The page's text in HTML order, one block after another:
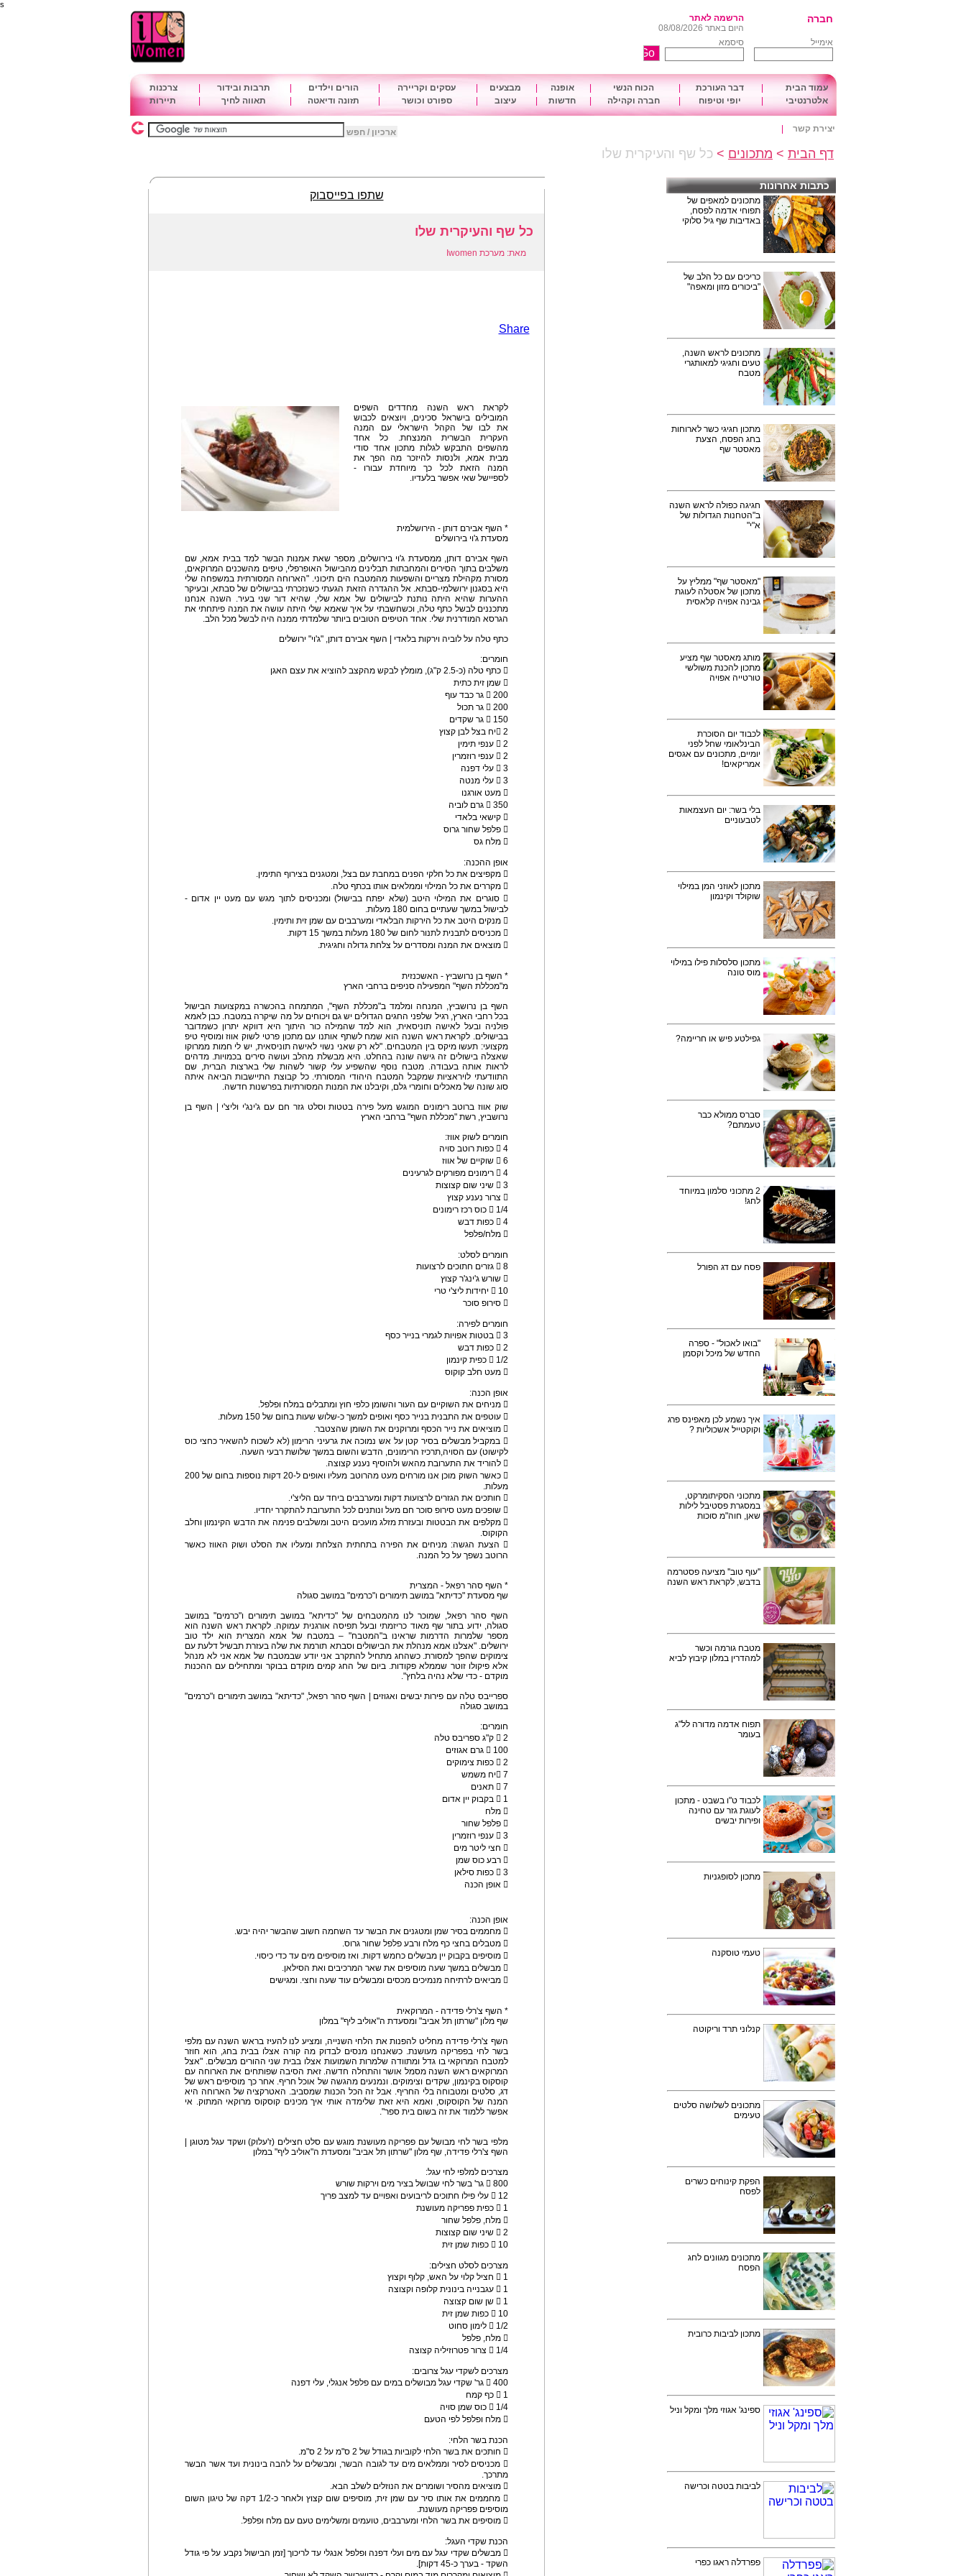
s
חברה
הרשמה לאתר
היום באתר 08/08/2026
אימייל
סיסמא
עמוד הבית דבר העורכת הכוח הנשי אופנה מבצעים עסקים וקריירה הורים וילדים תרבות ובידור
צרכנות
אלטרנטיבי
יופי וטיפוח חברה וקהילה חדשות עיצוב ספורט וכושר תזונה ודיאטה תאווה לחיך תיירות
יצירת קשר ארכיון / חפש
דף הבית > מתכונים > כל שף והעיקרית שלו
כתבות אחרונות
מתכונים למאפים של
תפוחי אדמה לפסח,
באדיבות שף גיל סלוקי
כריכים עם כל הלב של
"ביכורים מזון ומאפה"
מתכונים לראש השנה,
טעים וחגיגי למאותגרי
מטבח
מתכון חגיגי כשר לארוחות
בחג הפסח, הצעת
מאסטר שף
חגיגה כפולה לראש השנה
ב"הטחנות הגדולות של
א"י"
"מאסטר שף" ממליץ על
מתכון של אסטלה לעוגת
גבינה אפויה קלאסית
מותג מאסטר שף מציע
מתכון להכנת משולשי
טורטייה אפויה
לכבוד יום הסוכרת
הבינלאומי שחל לפני
יומיים, מתכונים עם אגסים
אמריקאים!
בלי בשר: יום העצמאות
לטבעוניים
מתכון לאוזני המן במילוי
שוקולד וקינמון
מתכון סלסלות פילו במילוי
מוס טונה
גפילטע פיש או חריימה?
סברס ממולא כבר
טעמתם?
2 מתכוני סלמון במיוחד
לחג!
פסח עם דג הפורל
"בואו לאכול" - ספרה
החדש של מיכל וקסמן
איך נשמע לכן מאפינס פרג
וקוקטייל אשכוליות ?
מתכוני הסקיתומרקט,
במסגרת פסטיבל לילות
שאן, חוה"מ סוכות
''עוף טוב'' מציעה פסטרמה
בדבש, לקראת ראש השנה
מטבח גורמה וכשר
למהדרין במלון קיבוץ לביא
תפוח אדמה מדורה לל"ג
בעומר
לכבוד ט"ו בשבט - מתכון
לעוגת גזר עם טחינה
ופירות יבשים
מתכון לסופגניות
טעמי טוסקנה
קנלוני תרד וריקוטה
מתכונים לשלושה סלטים
טעימים
הפקת קינוחים כשרים
לפסח
מתכונים מגוונים לחג
הפסח
מתכון לביבות כרובית
ספינג' אגוזי מלך ומקל וניל
לביבות בטטה וכרישה
פפרדלה ראגו כפרי
שתפו בפייסבוק
כל שף והעיקרית שלו
מאת: מערכת Iwomen
Share
לקראת ראש השנה מחדדים השפים
המובילים בישראל סכינים, ויוצאים לכבוש
את לבו של הקהל הישראלי עם המנה
העקרית הבשרית המנצחת. כל אחד
מהשפים התבקש לגלות מתכון אחד סודי
מבית אמא, ולנסות להיזכר מה הפך את
המנה הזאת לכל כך מיוחדת עבורו -
לספיישל שאי אפשר בלעדיו.
* השף אבירם דותן - הירושלמית
מסעדת ג'וי בירושלים
השף אבירם דותן, ממסעדת ג'וי בירושלים, מספר שאת אמנות הבשר למד בבית אמא, שם
משלבים בתוך הסירים והמחבתות תבלינים מהבישול האופרפלי, טיפים מהשכנים המרוקאים,
מסורת מקהילת מצריים והשפעות מהמטבח הים תיכוני. "הארוחה המסורתית במשפחה שלי
היא בסגנון ירושלמי-סבתא. אל ההגדרה הזאת הגעתי כשנזכרתי בבישולים של סבתא, ובעיקר
ההערות שהיא היתה נותנת לבישולים של אמא שלי, שהיא דור שני בעיר. השנה אנחנו
מתכננים לבשל כתף טלה, וכשחשבתי על איך שאמא שלי היתה עושה את המנה פיתחתי את
הגרסא המודרנית שלי. אחד הטיפים הטובים ביותר שלמדתי ממנה היה לבשל מכל הלב.
כתף טלה על לוביה וירקות בלאדי | השף אבירם דותן, "ג'וי" ירושלים
חומרים:
 כתף טלה (כ-2.5 ק"ג), מומלץ לבקש מהקצב להוציא את עצם האגן
 שמן זית כתית
 200 גר כבד עוף
 200 גר תכול
 150 גר שקדים
 2יח בצל לבן קצוץ
 2 ענפי תימין
 2 ענפי רוזמרין
 3 עלי דפנה
 3 עלי מנטה
 מעט אורגנו
 350 גרם לוביה
 קישאי בלאדי
 פלפל שחור גרוס
 מלח גס
אופן ההכנה:
 מקפיצים את כל חלקי הפנים במחבת עם בצל, ומטגנים בצירוף התימין.
 מקררים את כל המילוי וממלאים אותו בכתף טלה.
 סוגרים את המילוי היטב (שלא יפתח בבישול) ומכניסים לתוך מגש עם מעט יין אדום -
לבישול במשך שעתיים בחום 180 מעלות.
 מנקים היטב את כל הירקות הבלאדי ומערבבים עם שמן זית ותימין.
 מכניסים לתבנית לתנור לחום של 180 מעלות במשך 15 דקות.
 מוצאים את המנה ומסדרים על צלחת גדולה וחגיגית.
* השף בן נרושביץ - האשכנזית
מ"מכללת השף" המפעילה סניפים ברחבי הארץ
השף בן נרושביץ, המנחה ומלמד ב"מכללת השף", המתמחה בהכשרה במקצועות הבישול
בכל רחבי הארץ, רגיל שלפני החגים הגדולים יש גם ויכוחים על מה שיקרה במטבח. כבן לאמא
פולניה ובעל לאישה תוניסאית, הוא למד שהמילה כור היתוך היא דווקא יתרון כשמדובר
בבישולים. לקראת ראש השנה הוא שמח לשתף אותנו עם מתכון פרטי לשוק אווז ומוסיף טיפ
מקצועי: תעשו מיקס בין המטבחים. "לא רק שאני נשוי לאישה תוניסאית, יש לי חמות ממרוקו
שאצלה בישולים זה גישה שונה בהחלט. היא מבשלת מהלב ועושה סירים בכמויות. מדהים
לראות אותה בעבודה. מטבח נוסף שהשפיע עלי קשור לשהות שלי בארצות הברית, שם
התוודעתי לויראציות שמקבל המטבח היהודי המסורתי. כל קבוצת התיישבות הביאה איתה
סוג שונה של מאכלים וחומרי גלם, וקיבלנו את המנות המסורתיות בפרשנות חדשה.
שוק אווז ברוטב רימונים המוגש מעל פירה בטטות וסלט גזר חם עם ג'ינג'י וליצ'י | השף בן
נרושביץ, רשת "מכללת השף" ברחבי הארץ
חומרים לשוק אווז:
 4 כפות רוטב סויה
 6 שוקיים של אווז
 4 רימונים מפורקים לגרעינים
 3 שיני שום קצוצות
 צרור נענע קצוץ
 1/4 כוס רכז רימונים
 4 כפות דבש
 מלח/פלפל
חומרים לסלט:
 8 גזרים חתוכים לרצועות
 שורש ג'ינג'ר קצוץ
 10 יחידות ליצ'י טרי
 סירופ סוכר
חומרים לפירה:
 3 בטטות אפויות לגמרי בנייר כסף
 2 כפות דבש
 1/2 כפית קינמון
 מעט חלב קוקוס
אופן הכנה:
 מניחים את השוקיים עם העור והשומן כלפי חוץ ומתבלים במלח ופלפל.
 עוטפים את התבנית בנייר כסף ואופים למשך כ-שלוש שעות בחום של 150 מעלות.
 מוציאים את נייר הכסף ומרוקנים את השומן שהצטבר.
 במקביל מבשלים בסיר קטן על אש נמוכה את גרעיני הרימון (לא לשכוח להשאיר כחצי כוס
לקישוט) עם הסויה,תרכיז הרימונים, הדבש והשום במשך שלושת רבעי השעה.
 להוריד את התערובת מהאש ולהוסיף נענע קצוצה.
 כאשר השוק מוכן אנו מורחים מעט מהרוטב מעליו ואופים ל-20 דקות נוספות בחום של 200
מעלות.
 חותכים את הגזרים לרצועות דקות ומערבבים ביחד עם הליצ'י.
 שופכים מעט סירופ סוכר חם מעל ונותנים לכל התערובת להתקרר יחדיו.
 מקלפים את הבטטות ובעזרת מזלג מועכים היטב ומשלבים פנימה את הדבש הקינמון וחלב
הקוקוס.
 הצעת הגשה: מניחים את הפירה בתחתית הצלחת ומעליו את הסלט ושוק האווז כאשר
הרוטב נשפך על כל המנה.
* השף סהר רפאל - המצרית
שף מסעדת "כדיתא" במושב תימורים ו"כרמים" במושב סגולה
השף סהר רפאל, שמוכר לנו מהמטבחים של "כדיתא" במושב תימורים ו"כרמים" במושב
סגולה, ידוע בתור שף מאוד כריזמתי ובעל תפיסה אורגנית עמוקה. לקראת ראש השנה הוא
מספר שלמרות הדרמות שראינו ב"המטבח" – במטבח של אמא המצרית הוא ילד טוב
ירושלים. "אצלנו אמא מנהלת את הבישולים וסבתא תורמת את שלה בעזרת תבשיל דלעת עם
צימוקים שהפך למסורת. כשהחג מתחיל להתקרב אני יודע שבמטבח של אמא אני לא מנהל
אלא פיקולו זוטר שממלא פקודות. ביום של החג קמים מוקדם בבוקר ומתחילים עם ההכנות
מוקדם - כדי שלא נהיה בלחץ".
ספרייבס טלה עם פירות יבשים ואגוזים | השף סהר רפאל, "כדיתא" במושב תימורים ו"כרמים"
במושב סגולה
חומרים:
 2 ק"ג ספריבס טלה
 100 גרם אגוזים
 2 כפות צימוקים
 7יח משמש
 7 תאנים
 1 בקבוק יין אדום
 מלח
 פלפל שחור
 3 ענפי רוזמרין
 חצי ליטר מים
 רבע כוס שמן
 3 כפות סילאן
 אופן הכנה
אופן הכנה:
 מחממים בסיר שמן ומטגנים את הבשר עד השחמה חשוב שהבשר יהיה יבש.
 מטבלים בחצי כף מלח ורבע פלפל שחור גרוס.
 מוסיפים בקבוק יין מבשלים כחמש דקות. ואז מוסיפים מים עד כדי כיסוי.
 מבשלים במשך שעה מוסיפים את שאר המרכיבים ואת הסילאן.
 מביאים לרתיחה מנמיכים מכסים ומבשלים עוד שעה וחצי. ומגישים
* השף צ'רלי פדידה - המרוקאית
שף מלון "שרתון תל אביב" ומסעדת ה"אוליב ליף" במלון
השף צ'רלי פדידה מחליט להפנות את הלחי השנייה, ומציע לנו להעיז בראש השנה עם מלפי
בשר לחי בפפריקה מעושנת. כשאנחנו מנסים לבדוק מה קורה אצלו בבית בחג, הוא חוזר
למטבח המרוקאי בו גדל ומתוודה שלמרות השמועות אצלו בבית שני ההורים מבשלים. "אצל
המרוקאים ראש השנה מסמל אושר והתחלה חדשה. זאת הסיבה שפותחים את הארוחה עם
קוסקוס בקינמון, שקדים וצימוקים. ונמנעים מהגשה של אוכל חריף. אחר כך מוסיפים ראש של
דג, סלטים ומטבוחה בלי החריף. אבל זה הכל הכנות שמסביב. האטרקציה של הארוחה היא
המנה של הקוסקוס, ואמא היא זאת שלימדה אותי איך מכינים קוסקוס מרוקאי המתוק. אי
אפשר ללמוד את זה בשום בית ספר".
מלפי בשר לחי מבושל עם פפריקה מעושנת מוגש עם סלט חצילים (ז'עלוק) ושקד עגל מטוגן |
השף צ'רלי פדידה, שף מלון "שרתון תל אביב" ומסעדת ה"אוליב ליף" במלון
מצרכים למלפי לחי עגל:
 800 גר' בשר לחי שבושל בציר מים וירקות שורש
 12 עלי פילו חתוכים לריבועים ואפויים עד למצב פריך
 1 כפית פפריקה מעושנת
 מלח, פלפל שחור
 2 שיני שום קצוצות
 10 כפות שמן זית
מצרכים לסלט חצילים:
 1 חציל קלוי על האש, קלוף וקצוץ
 1 עגבנייה בינונית קלופה וקצוצה
 1 שן שום קצוצה
 10 כפות שמן זית
 1/2 לימון סחוט
 מלח, פלפל
 1/4 צרור פטרוזיליה קצוצה
מצרכים לשקדי עגל צרובים:
 400 גר' שקדי עגל מבושלים במים עם פלפל אנגלי, עלי דפנה
 1 כף קמח
 1/4 כוס שמן סויה
 מלח ופלפל לפי הטעם
הכנת בשר הלחי:
 חותכים את בשר הלחי לקוביות בגודל של 2 ס"מ על 2 ס"מ.
 מכניסים לסיר וממלאים מים עד לגובה הבשר, ומבשלים על להבה בינונית ועד אשר הבשר
מתרכך.
 מוציאים מהסיר ושומרים את הנוזלים לשלב הבא.
 מחממים את אותו סיר עם שמן זית, מוסיפים שום קצוץ ולאחר כ-1/2 דקה של טיגון השום
מוסיפים פפריקה מעושנת.
 מוסיפים את בשר הלחי ומערבבים, טועמים ומשלימים טעם עם מלח ופלפל.
הכנת שקדי העגל:
 מבשלים שקדי עגל עם מים ועלי דפנה ופלפל אנגלי עד לריכוך [זמן הבישול נקבע על פי גודל
השקד - בערך כ-45 דקות].